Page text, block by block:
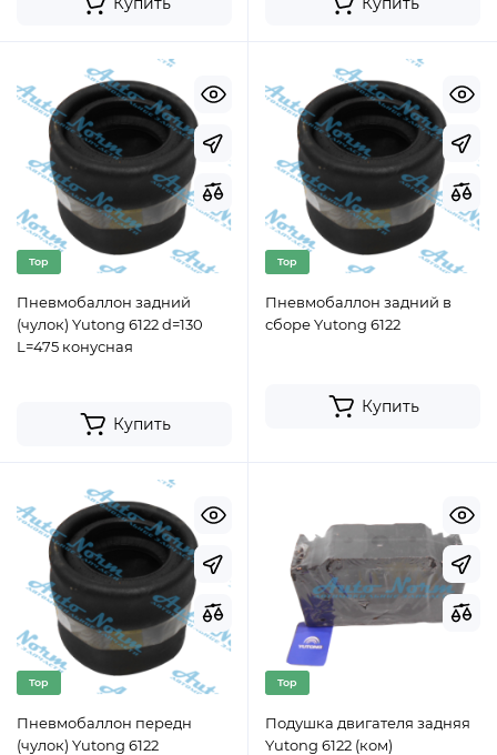
Top
Пневмобаллон задний
(чулок) Yutong 6122 d=130
L=475 конусная
Купить
Top
Пневмобаллон задний в
сборе Yutong 6122
Купить
Top
Пневмобаллон передн
(чулок) Yutong 6122
Top
Подушка двигателя задняя
Yutong 6122 (ком)